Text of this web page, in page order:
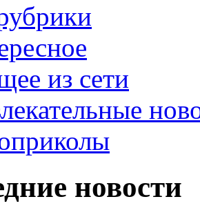
из сети
новости